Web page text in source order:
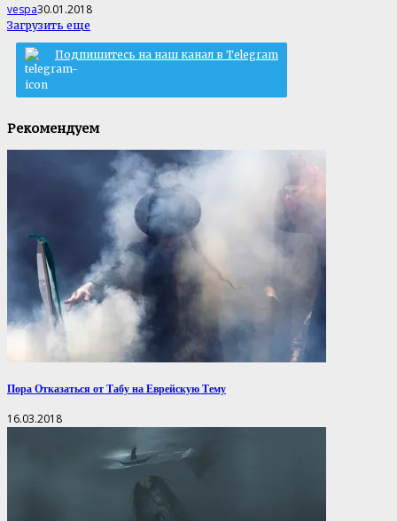
vespa30.01.2018
Загрузить еще
Подпишитесь на наш канал в Telegram
Рекомендуем
Пора Отказаться от Табу на Еврейскую Тему
16.03.2018